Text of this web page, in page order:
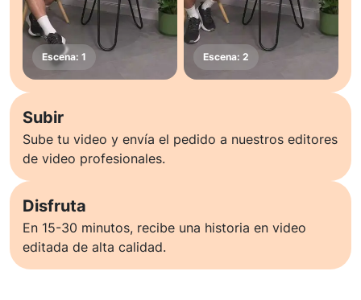
Subir
Sube tu video y envía el pedido a nuestros editores
de video profesionales.
Disfruta
En 15-30 minutos, recibe una historia en video
editada de alta calidad.